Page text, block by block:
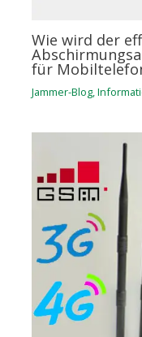
Wie wird der
für
Jammer-Blog,